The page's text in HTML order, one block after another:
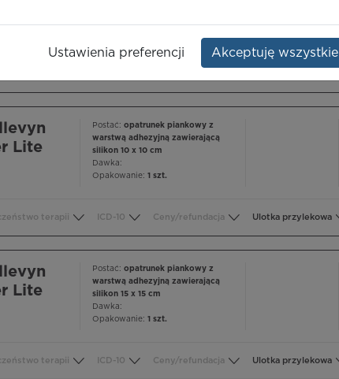
Lite
Lite
Postać: opatrunek piankowy z
warstwą adhezyjną zawierającą
silikon 10 x 10 cm
Dawka:
Opakowanie: 1 szt.
terapii ICD-10 Ceny/refundacja Ulotka przylekowa
Lite
Postać: opatrunek piankowy z
warstwą adhezyjną zawierającą
silikon 15 x 15 cm
Dawka:
Opakowanie: 1 szt.
terapii ICD-10 Ceny/refundacja Ulotka przylekowa
Ustawienia preferencji Akceptuję wszystkie